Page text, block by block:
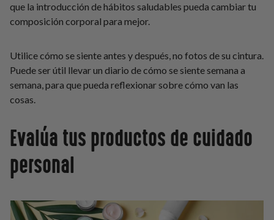
que la introducción de hábitos saludables pueda cambiar tu
composición corporal para mejor.
Utilice cómo se siente antes y después, no fotos de su cintura.
Puede ser útil llevar un diario de cómo se siente semana a
semana, para que pueda reflexionar sobre cómo van las
cosas.
Evalúa tus productos de cuidado
personal